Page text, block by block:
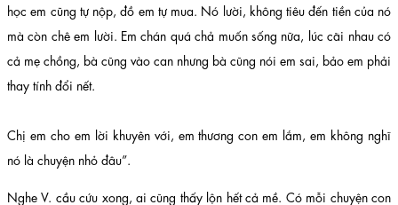
học em cũng tự nộp, đồ em tự mua. Nó lười, không tiêu đến tiền của nó
mà còn chê em lười. Em chán quá chả muốn sống nữa, lúc cãi nhau có
cả mẹ chồng, bà cũng vào can nhưng bà cũng nói em sai, bảo em phải
thay tính đổi nết.
Chị em cho em lời khuyên với, em thương con em lắm, em không nghĩ
nó là chuyện nhỏ đâu”.
Nghe V. cầu cứu xong, ai cũng thấy lộn hết cả mề. Có mỗi chuyện con